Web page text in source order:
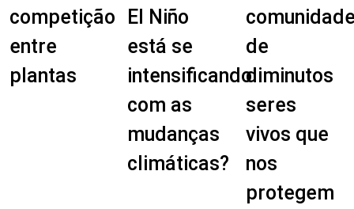
competição
entre
plantas
El Niño
está se
intensificando
com as
mudanças
climáticas?
de
diminutos
seres
vivos que
nos
protegem